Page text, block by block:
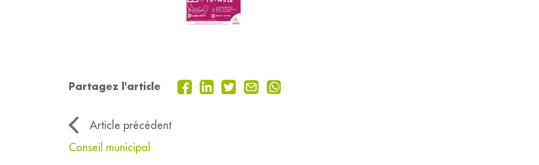
Partagez l'article
Article précédent
Conseil municipal